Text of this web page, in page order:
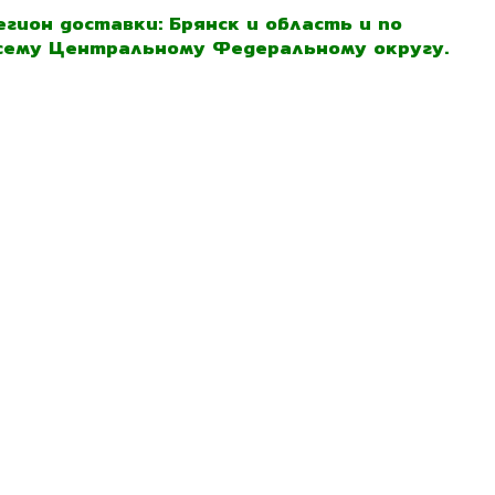
доставки: Брянск и область и по
Центральному Федеральному округу.